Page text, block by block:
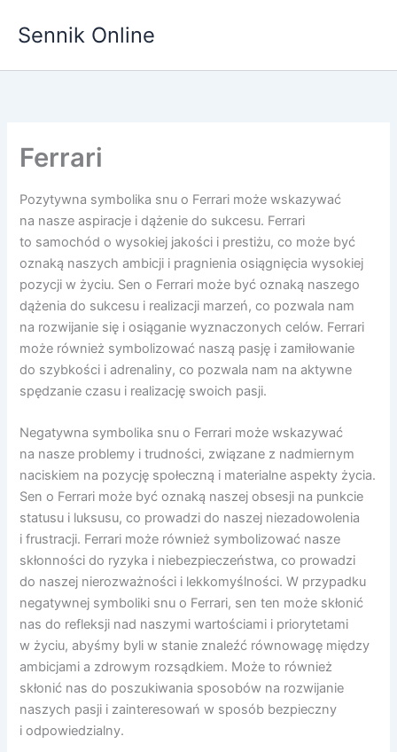
Sennik Online
Ferrari
Pozytywna symbolika snu o Ferrari może wskazywać
na nasze aspiracje i dążenie do sukcesu. Ferrari
to samochód o wysokiej jakości i prestiżu, co może być
oznaką naszych ambicji i pragnienia osiągnięcia wysokiej
pozycji w życiu. Sen o Ferrari może być oznaką naszego
dążenia do sukcesu i realizacji marzeń, co pozwala nam
na rozwijanie się i osiąganie wyznaczonych celów. Ferrari
może również symbolizować naszą pasję i zamiłowanie
do szybkości i adrenaliny, co pozwala nam na aktywne
spędzanie czasu i realizację swoich pasji.
Negatywna symbolika snu o Ferrari może wskazywać
na nasze problemy i trudności, związane z nadmiernym
naciskiem na pozycję społeczną i materialne aspekty życia.
Sen o Ferrari może być oznaką naszej obsesji na punkcie
statusu i luksusu, co prowadzi do naszej niezadowolenia
i frustracji. Ferrari może również symbolizować nasze
skłonności do ryzyka i niebezpieczeństwa, co prowadzi
do naszej nierozważności i lekkomyślności. W przypadku
negatywnej symboliki snu o Ferrari, sen ten może skłonić
nas do refleksji nad naszymi wartościami i priorytetami
w życiu, abyśmy byli w stanie znaleźć równowagę między
ambicjami a zdrowym rozsądkiem. Może to również
skłonić nas do poszukiwania sposobów na rozwijanie
naszych pasji i zainteresowań w sposób bezpieczny
i odpowiedzialny.